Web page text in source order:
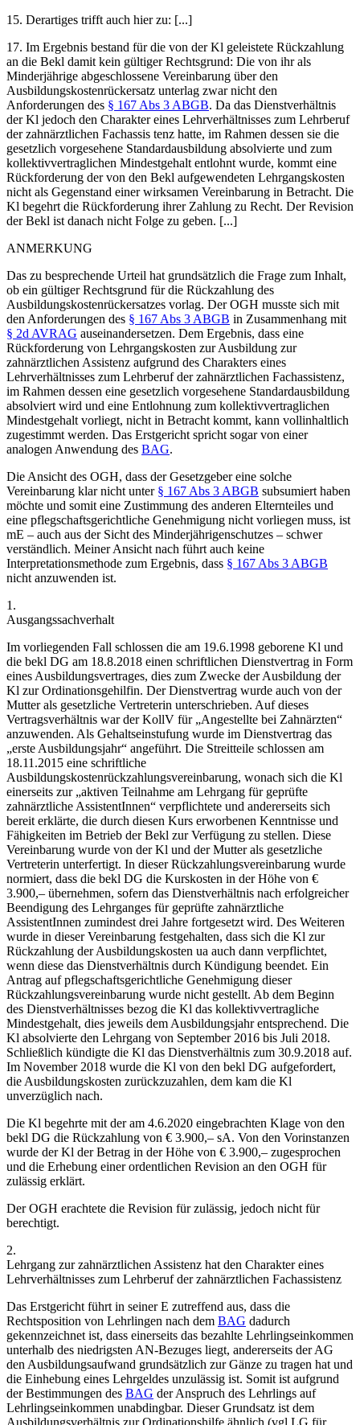
15. Derartiges trifft auch hier zu: [...]
17. Im Ergebnis bestand für die von der Kl geleistete Rückzahlung
an die Bekl damit kein gültiger Rechtsgrund: Die von ihr als
Minderjährige abgeschlossene Vereinbarung über den
Ausbildungskostenrückersatz unterlag zwar nicht den
Anforderungen des § 167 Abs 3 ABGB. Da das Dienstverhältnis
der Kl jedoch den Charakter eines Lehrverhältnisses zum Lehrberuf
der zahnärztlichen Fachassis tenz hatte, im Rahmen dessen sie die
gesetzlich vorgesehene Standardausbildung absolvierte und zum
kollektivvertraglichen Mindestgehalt entlohnt wurde, kommt eine
Rückforderung der von den Bekl aufgewendeten Lehrgangskosten
nicht als Gegenstand einer wirksamen Vereinbarung in Betracht. Die
Kl begehrt die Rückforderung ihrer Zahlung zu Recht. Der Revision
der Bekl ist danach nicht Folge zu geben. [...]
ANMERKUNG
Das zu besprechende Urteil hat grundsätzlich die Frage zum Inhalt,
ob ein gültiger Rechtsgrund für die Rückzahlung des
Ausbildungskostenrückersatzes vorlag. Der OGH musste sich mit
den Anforderungen des § 167 Abs 3 ABGB in Zusammenhang mit
§ 2d AVRAG auseinandersetzen. Dem Ergebnis, dass eine
Rückforderung von Lehrgangskosten zur Ausbildung zur
zahnärztlichen Assistenz aufgrund des Charakters eines
Lehrverhältnisses zum Lehrberuf der zahnärztlichen Fachassistenz,
im Rahmen dessen eine gesetzlich vorgesehene Standardausbildung
absolviert wird und eine Entlohnung zum kollektivvertraglichen
Mindestgehalt vorliegt, nicht in Betracht kommt, kann vollinhaltlich
zugestimmt werden. Das Erstgericht spricht sogar von einer
analogen Anwendung des BAG.
Die Ansicht des OGH, dass der Gesetzgeber eine solche
Vereinbarung klar nicht unter § 167 Abs 3 ABGB subsumiert haben
möchte und somit eine Zustimmung des anderen Elternteiles und
eine pflegschaftsgerichtliche Genehmigung nicht vorliegen muss, ist
mE – auch aus der Sicht des Minderjährigenschutzes – schwer
verständlich. Meiner Ansicht nach führt auch keine
Interpretationsmethode zum Ergebnis, dass § 167 Abs 3 ABGB
nicht anzuwenden ist.
1.
Ausgangssachverhalt
Im vorliegenden Fall schlossen die am 19.6.1998 geborene Kl und
die bekl DG am 18.8.2018 einen schriftlichen Dienstvertrag in Form
eines Ausbildungsvertrages, dies zum Zwecke der Ausbildung der
Kl zur Ordinationsgehilfin. Der Dienstvertrag wurde auch von der
Mutter als gesetzliche Vertreterin unterschrieben. Auf dieses
Vertragsverhältnis war der KollV für „Angestellte bei Zahnärzten“
anzuwenden. Als Gehaltseinstufung wurde im Dienstvertrag das
„erste Ausbildungsjahr“ angeführt. Die Streitteile schlossen am
18.11.2015 eine schriftliche
Ausbildungskostenrückzahlungsvereinbarung, wonach sich die Kl
einerseits zur „aktiven Teilnahme am Lehrgang für geprüfte
zahnärztliche AssistentInnen“ verpflichtete und andererseits sich
bereit erklärte, die durch diesen Kurs erworbenen Kenntnisse und
Fähigkeiten im Betrieb der Bekl zur Verfügung zu stellen. Diese
Vereinbarung wurde von der Kl und der Mutter als gesetzliche
Vertreterin unterfertigt. In dieser Rückzahlungsvereinbarung wurde
normiert, dass die bekl DG die Kurskosten in der Höhe von €
3.900,– übernehmen, sofern das Dienstverhältnis nach erfolgreicher
Beendigung des Lehrganges für geprüfte zahnärztliche
AssistentInnen zumindest drei Jahre fortgesetzt wird. Des Weiteren
wurde in dieser Vereinbarung festgehalten, dass sich die Kl zur
Rückzahlung der Ausbildungskosten ua auch dann verpflichtet,
wenn diese das Dienstverhältnis durch Kündigung beendet. Ein
Antrag auf pflegschaftsgerichtliche Genehmigung dieser
Rückzahlungsvereinbarung wurde nicht gestellt. Ab dem Beginn
des Dienstverhältnisses bezog die Kl das kollektivvertragliche
Mindestgehalt, dies jeweils dem Ausbildungsjahr entsprechend. Die
Kl absolvierte den Lehrgang von September 2016 bis Juli 2018.
Schließlich kündigte die Kl das Dienstverhältnis zum 30.9.2018 auf.
Im November 2018 wurde die Kl von den bekl DG aufgefordert,
die Ausbildungskosten zurückzuzahlen, dem kam die Kl
unverzüglich nach.
Die Kl begehrte mit der am 4.6.2020 eingebrachten Klage von den
bekl DG die Rückzahlung von € 3.900,– sA. Von den Vorinstanzen
wurde der Kl der Betrag in der Höhe von € 3.900,– zugesprochen
und die Erhebung einer ordentlichen Revision an den OGH für
zulässig erklärt.
Der OGH erachtete die Revision für zulässig, jedoch nicht für
berechtigt.
2.
Lehrgang zur zahnärztlichen Assistenz hat den Charakter eines
Lehrverhältnisses zum Lehrberuf der zahnärztlichen Fachassistenz
Das Erstgericht führt in seiner E zutreffend aus, dass die
Rechtsposition von Lehrlingen nach dem BAG dadurch
gekennzeichnet ist, dass einerseits das bezahlte Lehrlingseinkommen
unterhalb des niedrigsten AN-Bezuges liegt, andererseits der AG
den Ausbildungsaufwand grundsätzlich zur Gänze zu tragen hat und
die Einhebung eines Lehrgeldes unzulässig ist. Somit ist aufgrund
der Bestimmungen des BAG der Anspruch des Lehrlings auf
Lehrlingseinkommen unabdingbar. Dieser Grundsatz ist dem
Ausbildungsverhältnis zur Ordinationshilfe ähnlich (vgl LG für